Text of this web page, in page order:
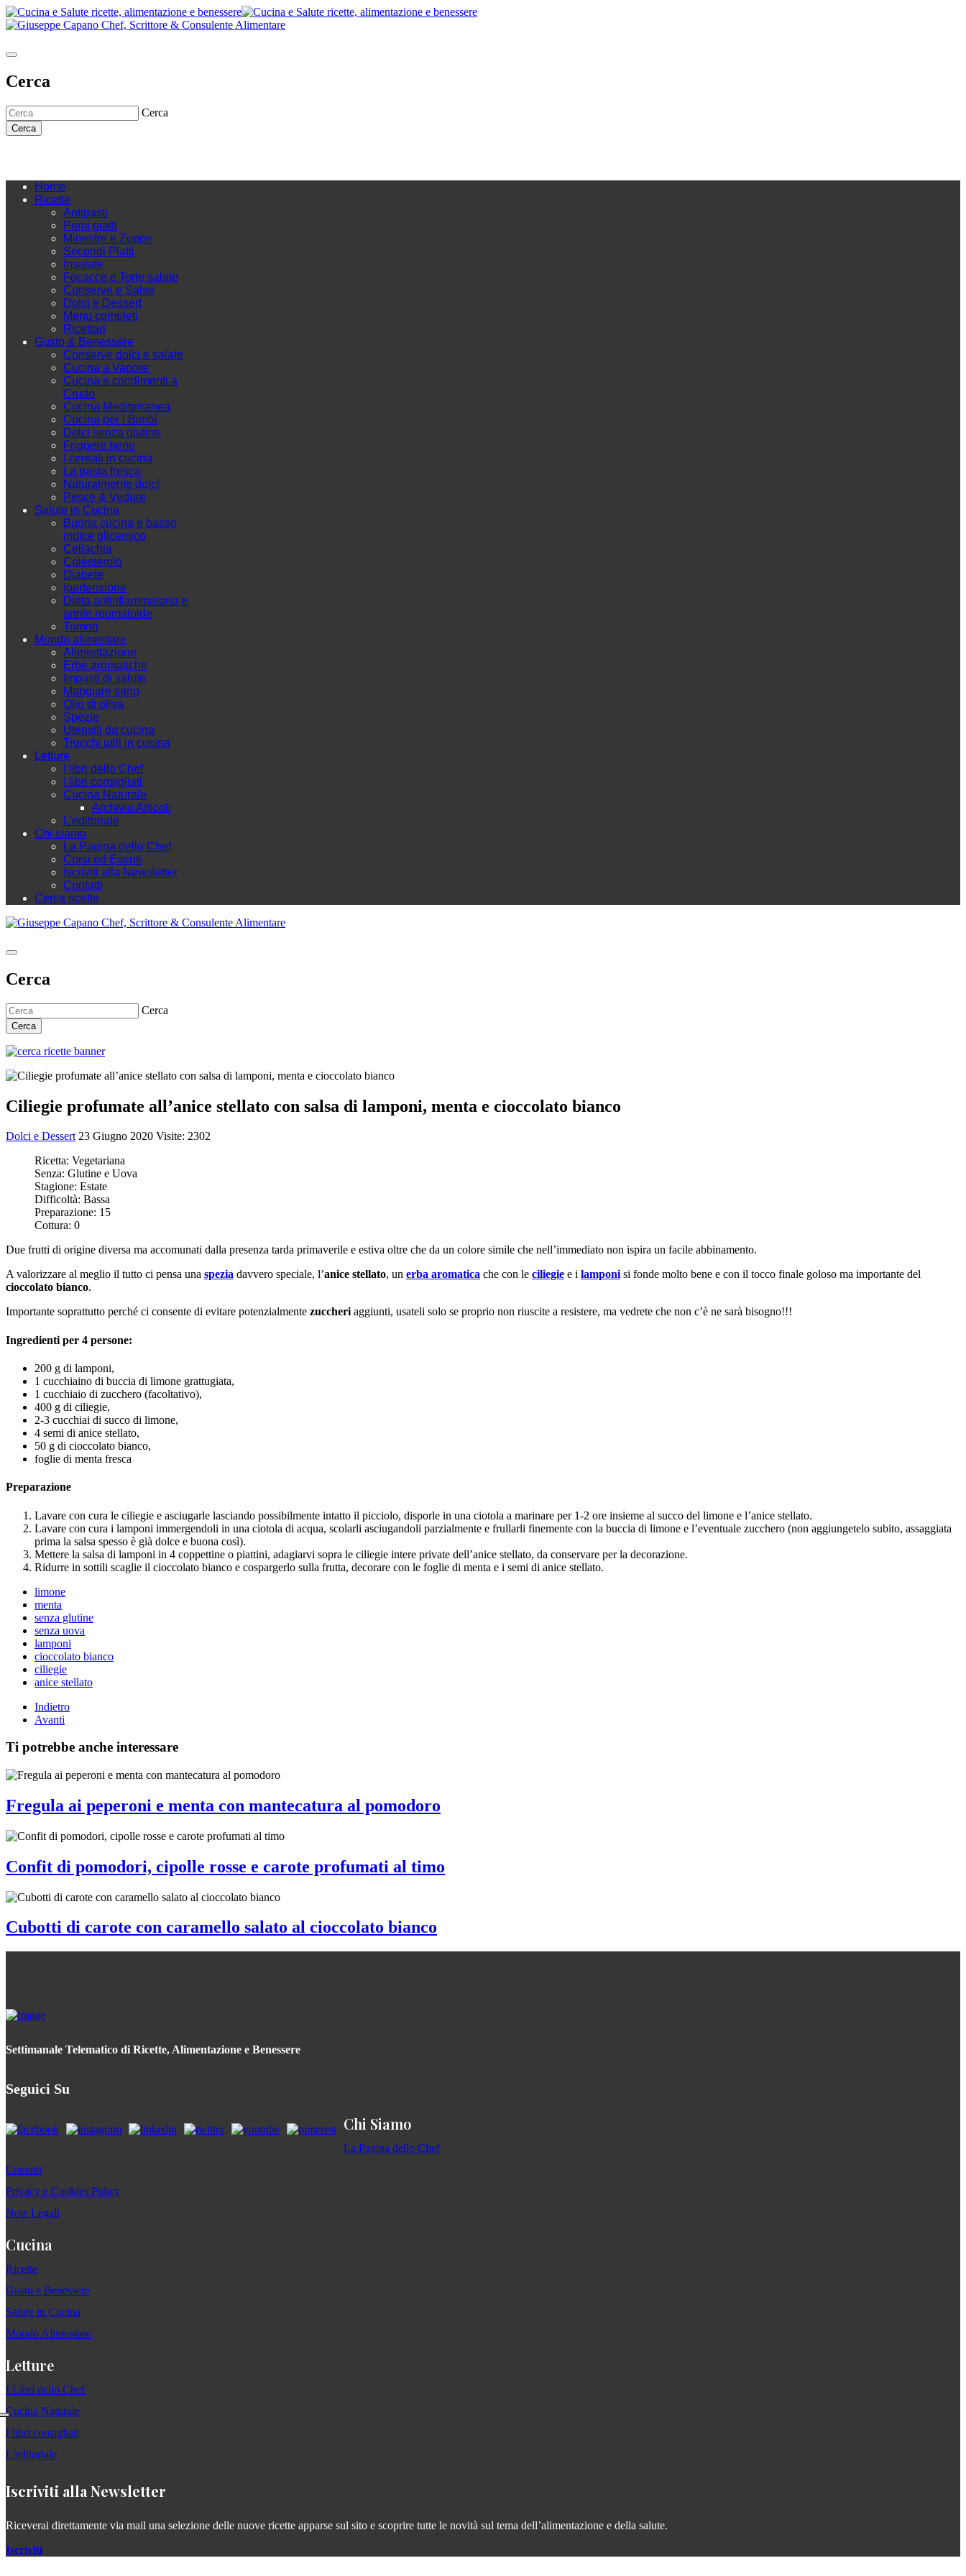
Cerca
Cerca
Cerca
Home
Ricette
Antipasti
Primi piatti
Minestre e Zuppe
Secondi Piatti
Insalate
Focacce e Torte salate
Conserve e Salse
Dolci e Dessert
Menu completi
Ricettari
Gusto & Benessere
Conserve dolci e salate
Cucina a Vapore
Cucina e condimenti a
Crudo
Cucina Mediterranea
Cucina per i Bimbi
Dolci senza glutine
Friggere bene
I cereali in cucina
La pasta fresca
Naturalmente dolci
Pesce & Vedure
Salute in Cucina
Buona cucina e basso
indice glicemico
Celiachia
Colesterolo
Diabete
Ipertensione
Dieta antinfiammatoria e
artrite reumatoide
Tumori
Mondo alimentare
Alimentazione
Erbe aromatiche
Impasti di salute
Mangiare sano
Olio di oliva
Spezie
Utensili da cucina
Trucchi utili in cucina
Letture
I libri dello Chef
I libri consigliati
Cucina Naturale
Archivio Articoli
L'editoriale
Chi siamo
La Pagina dello Chef
Corsi ed Eventi
Iscriviti alla Newsletter
Contatti
Cerca ricette
Cerca
Cerca
Cerca
Ciliegie profumate all’anice stellato con salsa di lamponi, menta e cioccolato bianco
Dolci e Dessert 23 Giugno 2020 Visite: 2302
Ricetta: Vegetariana
Senza: Glutine e Uova
Stagione: Estate
Difficoltà: Bassa
Preparazione: 15
Cottura: 0
Due frutti di origine diversa ma accomunati dalla presenza tarda primaverile e estiva oltre che da un colore simile che nell’immediato non ispira un facile abbinamento.
A valorizzare al meglio il tutto ci pensa una spezia davvero speciale, l’anice stellato, un erba aromatica che con le ciliegie e i lamponisi fonde molto bene e con il tocco finale goloso ma importante del
cioccolato bianco.
Importante soprattutto perché ci consente di evitare potenzialmente zuccheriaggiunti, usateli solo se proprio non riuscite a resistere, ma vedrete che non c’è ne sarà bisogno!!!
Ingredienti per 4 persone:
200 g di lamponi,
1 cucchiaino di buccia di limone grattugiata,
1 cucchiaio di zucchero (facoltativo),
400 g di ciliegie,
2-3 cucchiai di succo di limone,
4 semi di anice stellato,
50 g di cioccolato bianco,
foglie di menta fresca
Preparazione
Lavare con cura le ciliegie e asciugarle lasciando possibilmente intatto il picciolo, disporle in una ciotola a marinare per 1-2 ore insieme al succo del limone e l’anice stellato.
Lavare con cura i lamponi immergendoli in una ciotola di acqua, scolarli asciugandoli parzialmente e frullarli finemente con la buccia di limone e l’eventuale zucchero (non aggiungetelo subito, assaggiata
prima la salsa spesso è già dolce e buona così).
Mettere la salsa di lamponi in 4 coppettine o piattini, adagiarvi sopra le ciliegie intere private dell’anice stellato, da conservare per la decorazione.
Ridurre in sottili scaglie il cioccolato bianco e cospargerlo sulla frutta, decorare con le foglie di menta e i semi di anice stellato.
limone
menta
senza glutine
senza uova
lamponi
cioccolato bianco
ciliegie
anice stellato
Indietro
Avanti
Ti potrebbe anche interessare
Fregula ai peperoni e menta con mantecatura al pomodoro
Confit di pomodori, cipolle rosse e carote profumati al timo
Cubotti di carote con caramello salato al cioccolato bianco
Settimanale Telematico di Ricette, Alimentazione e Benessere
Seguici Su
Chi Siamo
La Pagina dello Chef
Contatti
Privacy e Cookies Policy
Note Legali
Cucina
Ricette
Gusto e Benessere
Salute in Cucina
Mondo Alimentare
Letture
I Libri dello Chef
Cucina Naturale
I libri consigliati
L'editoriale
Iscriviti alla Newsletter
Riceverai direttamente via mail una selezione delle nuove ricette apparse sul sito e scoprire tutte le novità sul tema dell’alimentazione e della salute.
Iscriviti